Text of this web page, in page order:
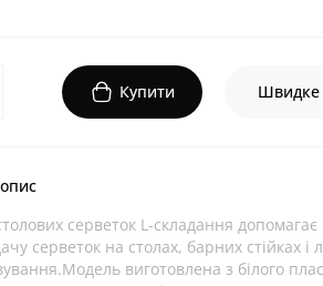
Купити Швидке
серветок L-складання допомагає
серветок на столах, барних стійках і
виготовлена з білого